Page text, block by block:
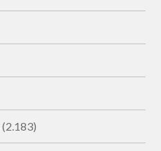
(2.183)